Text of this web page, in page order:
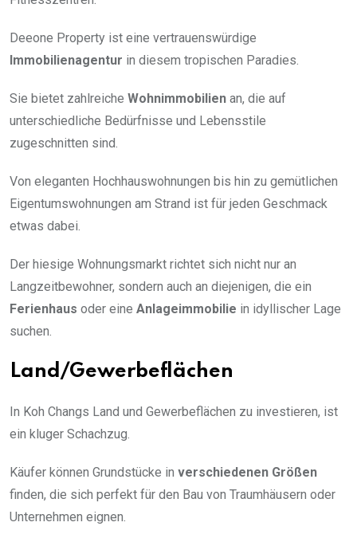
Deeone Property ist eine vertrauenswürdige
Immobilienagentur in diesem tropischen Paradies.
Sie bietet zahlreiche Wohnimmobilien an, die auf
unterschiedliche Bedürfnisse und Lebensstile
zugeschnitten sind.
Von eleganten Hochhauswohnungen bis hin zu gemütlichen
Eigentumswohnungen am Strand ist für jeden Geschmack
etwas dabei.
Der hiesige Wohnungsmarkt richtet sich nicht nur an
Langzeitbewohner, sondern auch an diejenigen, die ein
Ferienhaus oder eine Anlageimmobilie in idyllischer Lage
suchen.
Land/Gewerbeflächen
In Koh Changs Land und Gewerbeflächen zu investieren, ist
ein kluger Schachzug.
Käufer können Grundstücke in verschiedenen Größen
finden, die sich perfekt für den Bau von Traumhäusern oder
Unternehmen eignen.